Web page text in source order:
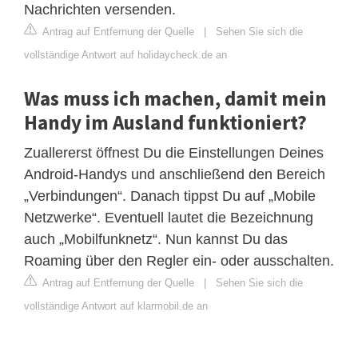
Nachrichten versenden.
Antrag auf Entfernung der Quelle | Sehen Sie sich die
vollständige Antwort auf holidaycheck.de an
Was muss ich machen, damit mein
Handy im Ausland funktioniert?
Zuallererst öffnest Du die Einstellungen Deines
Android-Handys und anschließend den Bereich
„Verbindungen“. Danach tippst Du auf „Mobile
Netzwerke“. Eventuell lautet die Bezeichnung
auch „Mobilfunknetz“. Nun kannst Du das
Roaming über den Regler ein- oder ausschalten.
Antrag auf Entfernung der Quelle | Sehen Sie sich die
vollständige Antwort auf klarmobil.de an